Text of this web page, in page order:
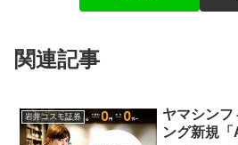
関連記事
岩井コスモ証券
ヤマシンフ
ング新規「